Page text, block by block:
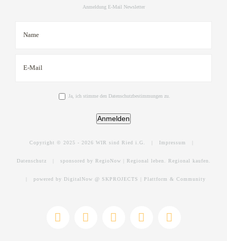
Anmeldung E-Mail Newsletter
Ja, ich stimme den Datenschutzbestimmungen zu.
Anmelden
Copyright © 2025 - 2026 WIR sind Ried i.G. | Impressum
Datenschutz sponsored by RegioNow | Regional leben. Regional kaufen.
powered by DigitalNow @ SKPROJECTS | Plattform & Community
E-
WhatsAppFacebookInstagramYouTube